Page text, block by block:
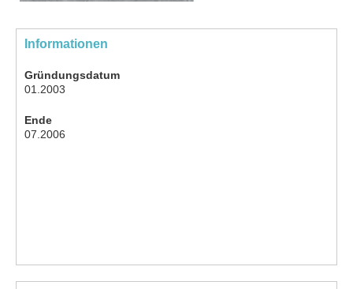
Informationen
Gründungsdatum
01.2003
Ende
07.2006